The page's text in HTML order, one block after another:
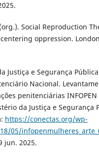
(org.). Social Reproduction
oppression.
Justiça e Segurança
Nacional.
penitenciárias
da Justiça e Segurança
https://conectas.org/wp-
05/
jun. 2025.